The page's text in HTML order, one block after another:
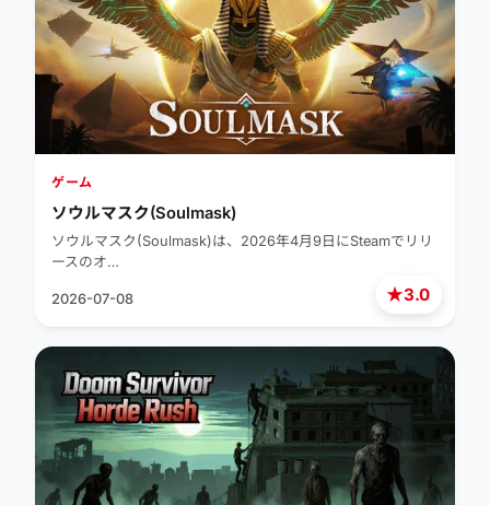
★3.0
ゲーム
ソウルマスク(Soulmask)
ソウルマスク(Soulmask)は、2026年4月9日にSteamでリリ
ースのオ…
2026-07-08